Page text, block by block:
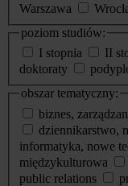
Warszawa
poziom studiów:
I stopnia
II
doktoraty
obszar tematyczny:
biznes,
dziennikarstwo,
informatyka, nowe
międzykulturowa
public relations